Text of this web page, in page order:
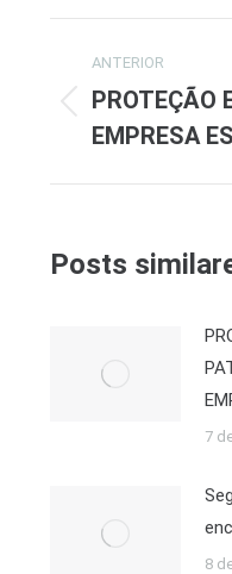
Navegação
de
post:
ANTERIOR
anterior:
PROTEÇÃO
EMPRESA
Posts
7
8